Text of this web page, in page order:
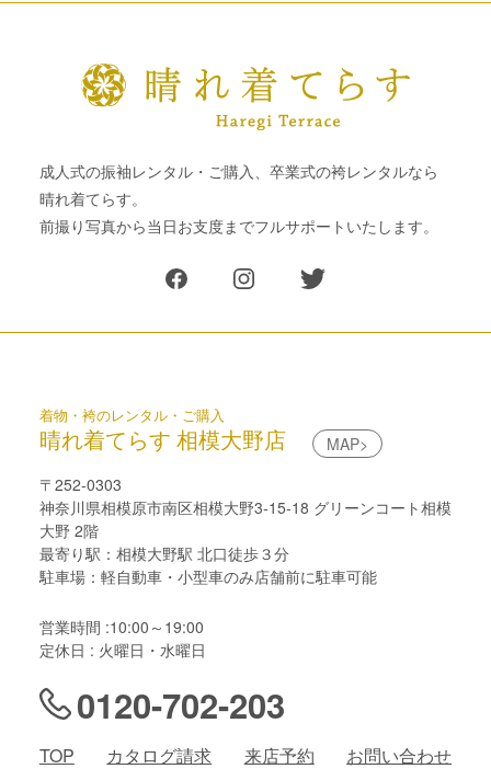
成人式の振袖レンタル・ご購入、卒業式の袴レンタルなら
晴れ着てらす。
前撮り写真から当日お支度までフルサポートいたします。
着物・袴のレンタル・ご購入
晴れ着てらす 相模大野店
MAP>
〒252-0303
神奈川県相模原市南区相模大野3-15-18 グリーンコート相模
大野 2階
最寄り駅：相模大野駅 北口徒歩３分
駐車場：軽自動車・小型車のみ店舗前に駐車可能
営業時間 :10:00～19:00
定休日 : 火曜日・水曜日
0120-702-203
TOP カタログ請求 来店予約 お問い合わせ